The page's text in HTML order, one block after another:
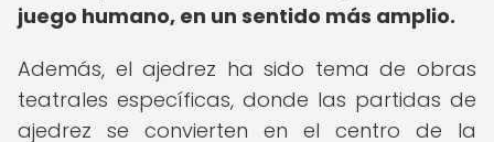
juego humano, en un sentido más amplio.
Además, el ajedrez ha sido tema de obras
teatrales específicas, donde las partidas de
ajedrez se convierten en el centro de la